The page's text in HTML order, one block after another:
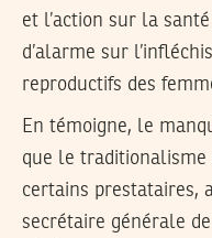
et l’action sur la
d’alarme sur
reproductifs des
En témoigne, le
que le traditionalisme
certains prestataires,
secrétaire générale